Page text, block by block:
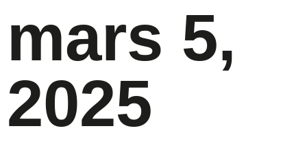
mars 5,
2025